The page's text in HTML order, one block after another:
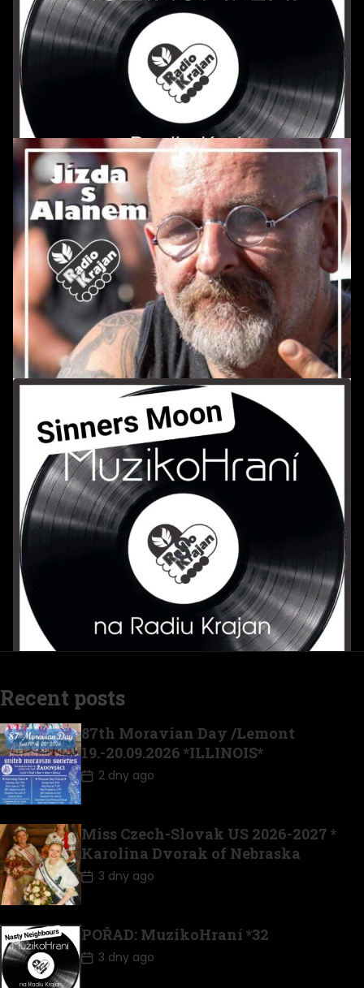
POŘAD: MuzikoHraní *31
POŘAD: Jízda s Alanem *164
POŘAD: MuzikoHraní *30
Recent posts
87th Moravian Day /Lemont
19.-20.09.2026 *ILLINOIS*
2 dny ago
Miss Czech-Slovak US 2026-2027 *
Karolina Dvorak of Nebraska
3 dny ago
POŘAD: MuzikoHraní *32
3 dny ago